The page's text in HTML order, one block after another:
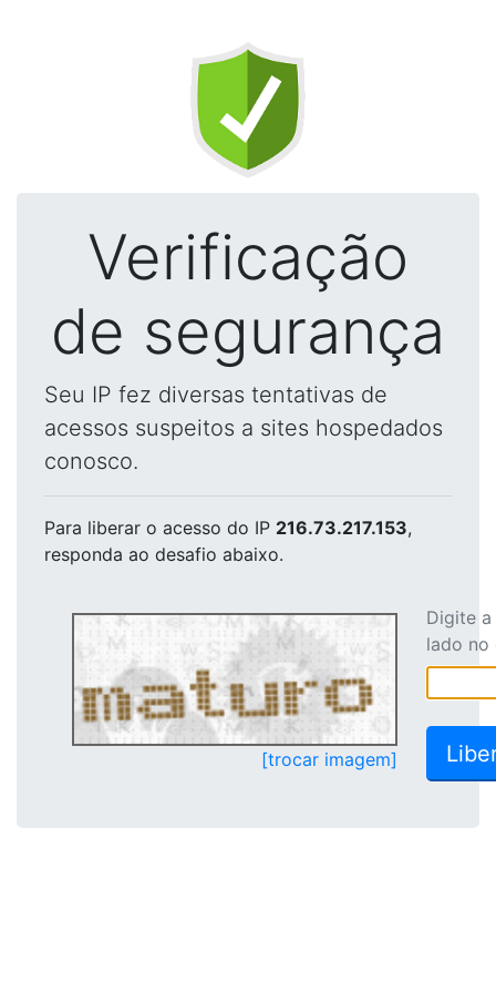
Verificação
de segurança
Seu IP fez diversas tentativas de
acessos suspeitos a sites hospedados
conosco.
Para liberar o acesso do IP 216.73.217.153,
responda ao desafio abaixo.
[trocar imagem]
Digite
lado no